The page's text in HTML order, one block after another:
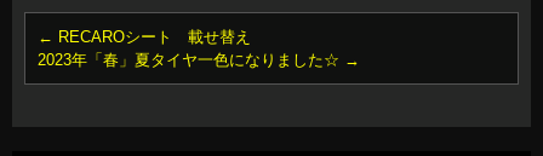
← RECAROシート 載せ替え
2023年「春」夏タイヤ一色になりました☆ →